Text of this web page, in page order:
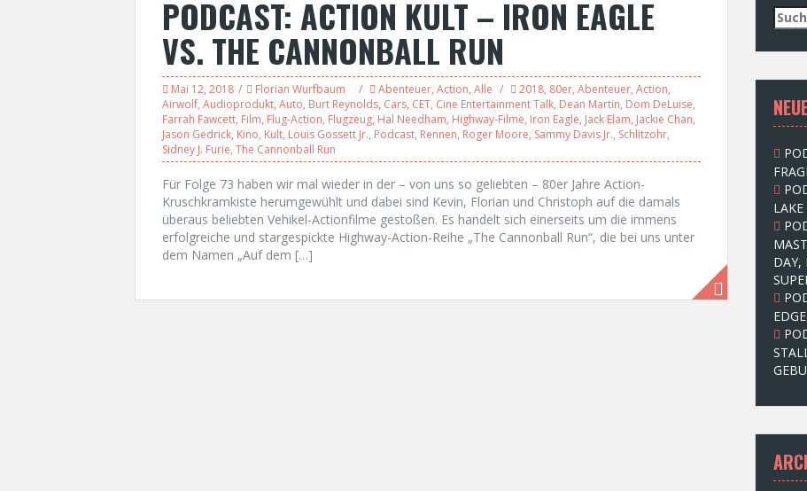
PODCAST: ACTION KULT – IRON EAGLE
VS. THE CANNONBALL RUN
Mai 12, 2018 Florian Wurfbaum Abenteuer, Action, Alle 2018, 80er, Abenteuer, Action,
Airwolf, Audioprodukt, Auto, Burt Reynolds, Cars, CET, Cine Entertainment Talk, Dean Martin, Dom DeLuise,
Farrah Fawcett, Film, Flug-Action, Flugzeug, Hal Needham, Highway-Filme, Iron Eagle, Jack Elam, Jackie Chan,
Jason Gedrick, Kino, Kult, Louis Gossett Jr., Podcast, Rennen, Roger Moore, Sammy Davis Jr., Schlitzohr,
Sidney J. Furie, The Cannonball Run
Für Folge 73 haben wir mal wieder in der – von uns so geliebten – 80er Jahre Action-
Kruschkramkiste herumgewühlt und dabei sind Kevin, Florian und Christoph auf die damals
überaus beliebten Vehikel-Actionfilme gestoßen. Es handelt sich einerseits um die immens
erfolgreiche und stargespickte Highway-Action-Reihe „The Cannonball Run“, die bei uns unter
dem Namen „Auf dem […]
S
u
c
e
n
n
c
h
:
DAY,